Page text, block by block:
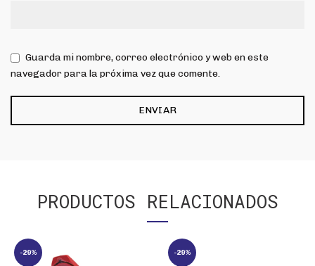
Guarda mi nombre, correo electrónico y web en este
navegador para la próxima vez que comente.
PRODUCTOS RELACIONADOS
-29% -29%